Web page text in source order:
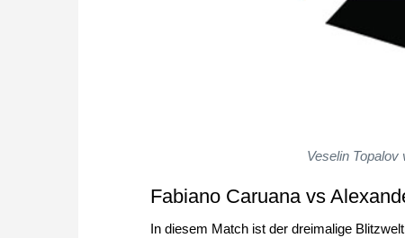
Veselin
Fabiano Caruana vs
In diesem Match ist der dreimalige